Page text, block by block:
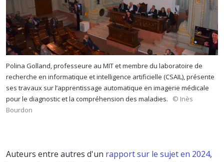
Polina Golland, professeure au MIT et membre du laboratoire de
recherche en informatique et intelligence artificielle (CSAIL), présente
ses travaux sur l’apprentissage automatique en imagerie médicale
pour le diagnostic et la compréhension des maladies.
© Inès
Bourdon
Auteurs entre autres d'un rapport sur le sujet en 2024,